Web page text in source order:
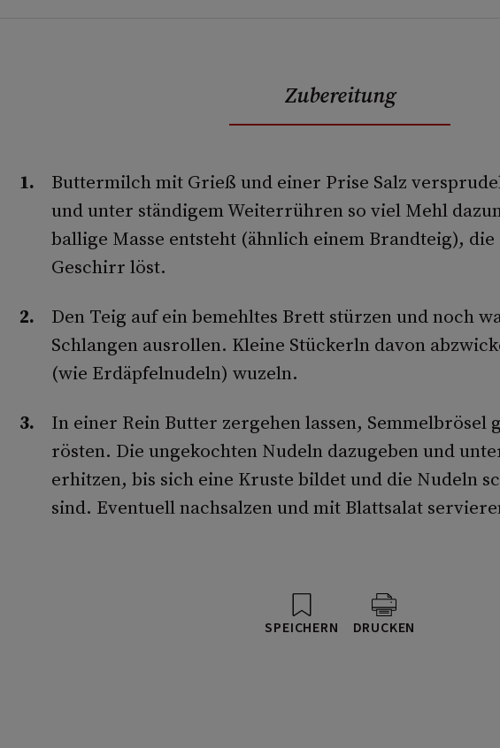
Zubereitung
Buttermilch mit Grieß und einer Prise Salz
und unter ständigem Weiterrühren so viel Mehl
ballige Masse entsteht (ähnlich einem Brandteig),
Geschirr löst.
Den Teig auf ein bemehltes Brett stürzen und noch
Schlangen ausrollen. Kleine Stückerln davon
(wie Erdäpfelnudeln) wuzeln.
In einer Rein Butter zergehen lassen, Semmelbrösel
rösten. Die ungekochten Nudeln dazugeben und
erhitzen, bis sich eine Kruste bildet und die Nudeln
sind. Eventuell nachsalzen und mit Blattsalat
SPEICHERN DRUCKEN